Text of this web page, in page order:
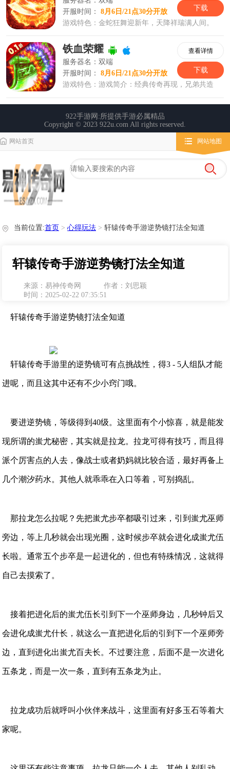
网站首页 网站地图
栏目导航
微变传奇
传奇攻略
心得玩法
当前位置:首页 > 心得玩法 > 轩辕传奇手游逆势镜打法全知道
轩辕传奇手游逆势镜打法全知道
来源：易神传奇网
作者：刘思颖
时间：2025-02-22 07:35:51
轩辕传奇手游逆势镜打法全知道
轩辕传奇手游里的逆势镜可有点挑战性，得3 - 5人组队才能
进呢，而且这其中还有不少小窍门哦。
要进逆势镜，等级得到40级。这里面有个小惊喜，就是能发
现所谓的蚩尤秘密，其实就是拉龙。拉龙可得有技巧，而且得
派个厉害点的人去，像战士或者奶妈就比较合适，最好再备上
几个潮汐药水。其他人就乖乖在入口等着，可别捣乱。
那拉龙怎么拉呢？先把蚩尤步卒都吸引过来，引到蚩尤巫师
旁边，等上几秒就会出现光圈，这时候步卒就会进化成蚩尤伍
长啦。通常五个步卒是一起进化的，但也有特殊情况，这就得
自己去摸索了。
接着把进化后的蚩尤伍长引到下一个巫师身边，几秒钟后又
会进化成蚩尤什长，就这么一直把进化后的引到下一个巫师旁
边，直到进化出蚩尤百夫长。不过要注意，后面不是一次进化
五条龙，而是一次一条，直到有五条龙为止。
拉龙成功后就呼叫小伙伴来战斗，这里面有好多玉石等着大
家呢。